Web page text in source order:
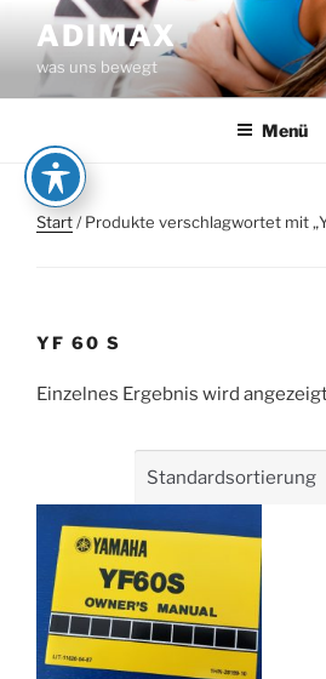
Inhalt
springen
ADIMAX
was uns bewegt
Menü
Start/ Produkte verschlagwortet mit
YF 60 S
Einzelnes Ergebnis wird